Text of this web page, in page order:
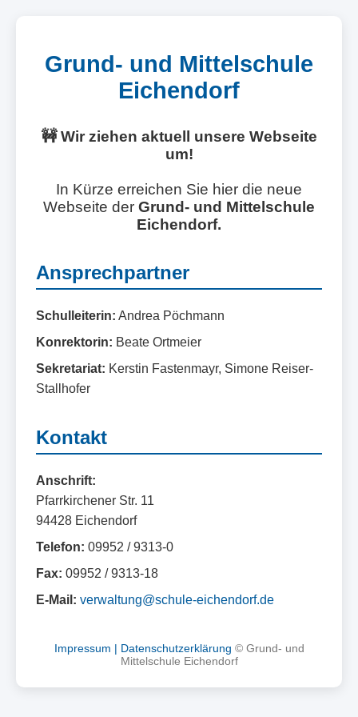
Grund- und Mittelschule
Eichendorf
🚧 Wir ziehen aktuell unsere Webseite
um!
In Kürze erreichen Sie hier die neue
Webseite der Grund- und Mittelschule
Eichendorf.
Ansprechpartner
Schulleiterin: Andrea Pöchmann
Konrektorin: Beate Ortmeier
Sekretariat: Kerstin Fastenmayr, Simone Reiser-
Stallhofer
Kontakt
Anschrift:
Pfarrkirchener Str. 11
94428 Eichendorf
Telefon: 09952 / 9313-0
Fax: 09952 / 9313-18
E-Mail: verwaltung@schule-eichendorf.de
Impressum | Datenschutzerklärung © Grund- und
Mittelschule Eichendorf